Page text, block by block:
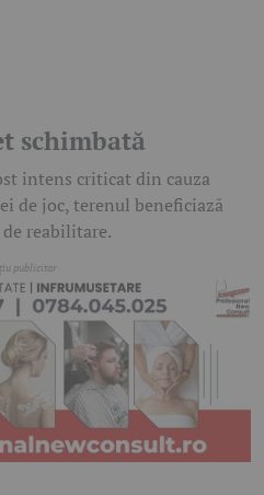
schimbată
intens criticat din cauza
de joc, terenul beneficiază
reabilitare.